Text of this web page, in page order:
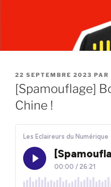
PUBLIÉ
LE
22 SEPTEMBRE 2023 PAR
[Spamouflage]
Chine !